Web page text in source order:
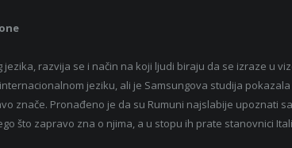
jezika, razvija se i način na koji ljudi biraju da se izraze u
jeziku, ali je Samsungova studija
znače. Pronađeno je da su Rumuni najslabije upoznati
što zapravo zna o njima, a u stopu ih prate stanovnici